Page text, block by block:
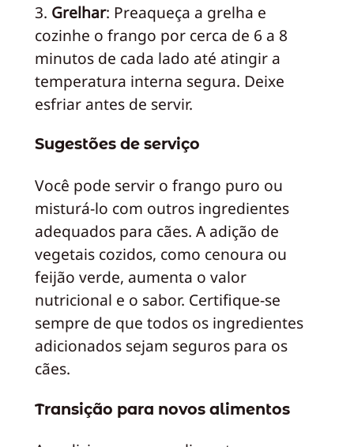
3. Grelhar: Preaqueça a grelha e
cozinhe o frango por cerca de 6 a 8
minutos de cada lado até atingir a
temperatura interna segura. Deixe
esfriar antes de servir.
Sugestões de serviço
Você pode servir o frango puro ou
misturá-lo com outros ingredientes
adequados para cães. A adição de
vegetais cozidos, como cenoura ou
feijão verde, aumenta o valor
nutricional e o sabor. Certifique-se
sempre de que todos os ingredientes
adicionados sejam seguros para os
cães.
Transição para novos alimentos